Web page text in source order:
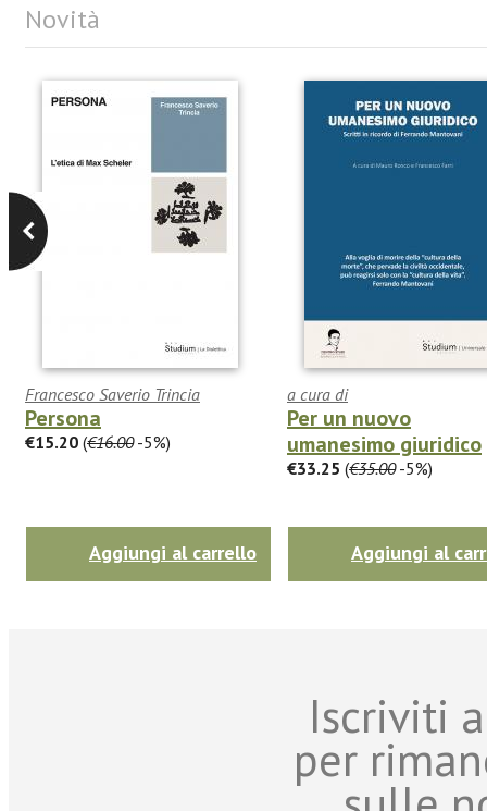
Novità
Francesco Saverio Trincia
Persona
€15.20 (€16.00-5%)
Aggiungi al carrello
a cura di
Per un nuovo
umanesimo giuridico
€33.25 (€35.00-5%)
Aggiungi al
Iscriviti
per